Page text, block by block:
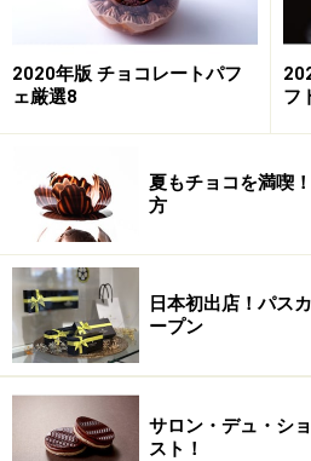
いたので、テンションが上がり
というわけで、私はブッサン・
りとご紹介します。
ブッサン・ラシェルの歴
ブッサン・ラシェルは、1985年
北部を中心に25店舗あります。
方「ブッサン」という、静かな
2020年版 チョコレートパフ
ェ厳選8
フ
夏もチョコを満喫
方
日本初出店！パス
ープン
サロン・デュ・シ
スト！